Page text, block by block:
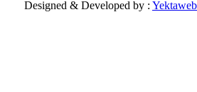
Designed & Developed by :